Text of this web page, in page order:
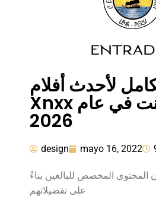
لأحدث أفلام
Xnxx على الإنترنت في عام
2026
design mayo 16, 2022
المحتوى المخصص للبالغين بناءً
على تفضيلاتهم